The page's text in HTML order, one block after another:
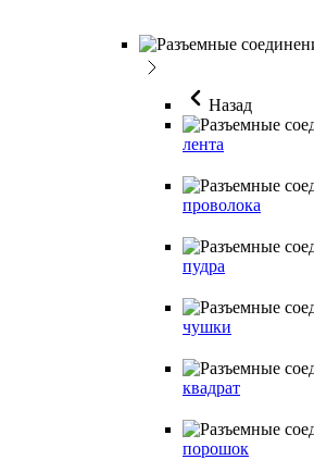
Назад
лента
проволока
пудра
чушки
квадрат
порошок